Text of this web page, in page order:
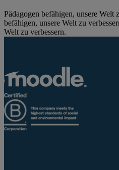
Pädagogen befähigen, unsere Welt
befähigen, unsere Welt zu
Welt zu verbessern.